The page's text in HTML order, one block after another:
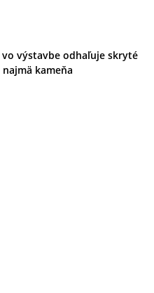
výstavbe odhaľuje skryté
kameňa